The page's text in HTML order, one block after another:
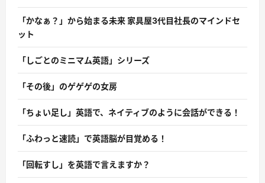
「かなぁ？」から始まる未来 家具屋3代目社長のマインドセ
ット
「しごとのミニマム英語」シリーズ
「その後」のゲゲゲの女房
「ちょい足し」英語で、ネイティブのように会話ができる！
「ふわっと速読」で英語脳が目覚める！
「回転すし」を英語で言えますか？